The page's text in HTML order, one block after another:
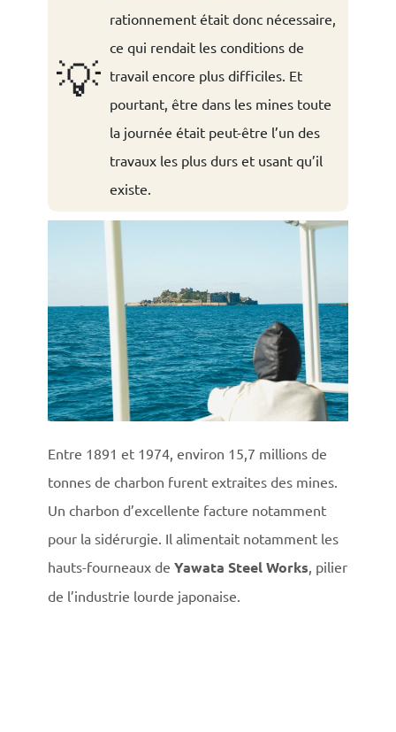
💡
rationnement était donc nécessaire,
ce qui rendait les conditions de
travail encore plus difficiles. Et
pourtant, être dans les mines toute
la journée était peut-être l’un des
travaux les plus durs et usant qu’il
existe.
Entre 1891 et 1974, environ 15,7 millions de
tonnes de charbon furent extraites des mines.
Un charbon d’excellente facture notamment
pour la sidérurgie. Il alimentait notamment les
hauts-fourneaux de Yawata Steel Works, pilier
de l’industrie lourde japonaise.